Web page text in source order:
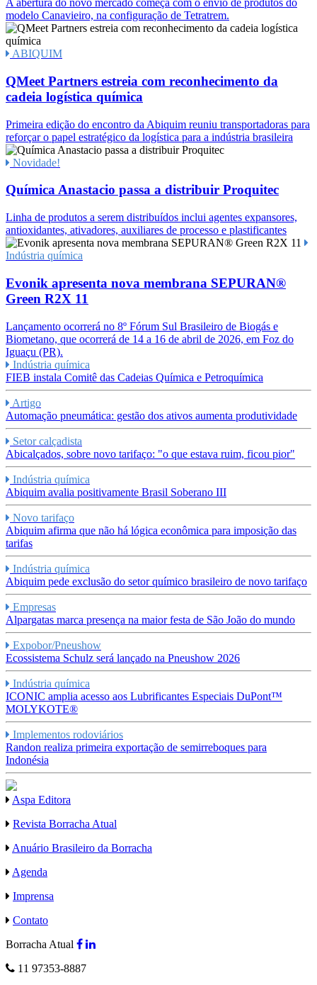
A abertura do novo mercado começa com o envio de produtos do
modelo Canavieiro, na configuração de Tetratrem.
ABIQUIM
QMeet Partners estreia com reconhecimento da
cadeia logística química
Primeira edição do encontro da Abiquim reuniu transportadoras para
reforçar o papel estratégico da logística para a indústria brasileira
Novidade!
Química Anastacio passa a distribuir Proquitec
Linha de produtos a serem distribuídos inclui agentes expansores,
antioxidantes, ativadores, auxiliares de processo e plastificantes
Indústria química
Evonik apresenta nova membrana SEPURAN®
Green R2X 11
Lançamento ocorrerá no 8º Fórum Sul Brasileiro de Biogás e
Biometano, que ocorrerá de 14 a 16 de abril de 2026, em Foz do
Iguaçu (PR).
Indústria química
FIEB instala Comitê das Cadeias Química e Petroquímica
Artigo
Automação pneumática: gestão dos ativos aumenta produtividade
Setor calçadista
Abicalçados, sobre novo tarifaço: "o que estava ruim, ficou pior"
Indústria química
Abiquim avalia positivamente Brasil Soberano III
Novo tarifaço
Abiquim afirma que não há lógica econômica para imposição das
tarifas
Indústria química
Abiquim pede exclusão do setor químico brasileiro de novo tarifaço
Empresas
Alpargatas marca presença na maior festa de São João do mundo
Expobor/Pneushow
Ecossistema Schulz será lançado na Pneushow 2026
Indústria química
ICONIC amplia acesso aos Lubrificantes Especiais DuPont™
MOLYKOTE®
Implementos rodoviários
Randon realiza primeira exportação de semirreboques para
Indonésia
Aspa Editora
Revista Borracha Atual
Anuário Brasileiro da Borracha
Agenda
Imprensa
Contato
Borracha Atual
11 97353-8887